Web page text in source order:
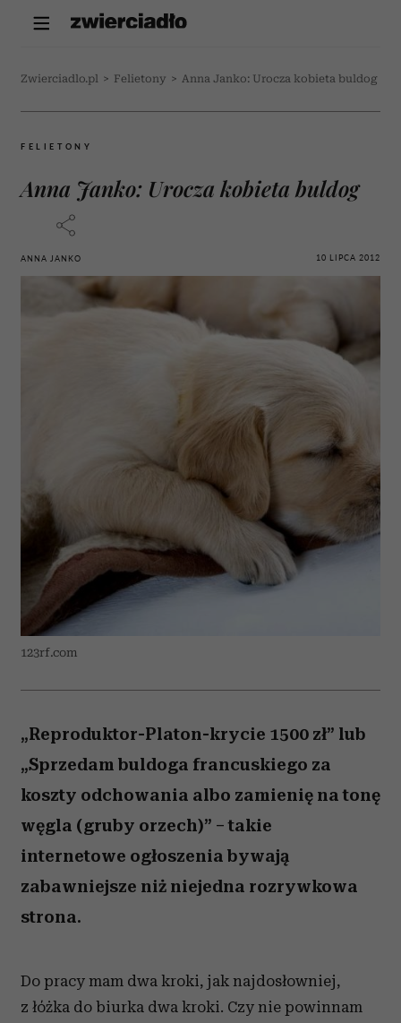
Zwierciadlo.pl > Felietony > Anna Janko: Urocza kobieta buldog
FELIETONY
Anna Janko: Urocza kobieta buldog
ANNA JANKO 10 LIPCA 2012
123rf.com
„Reproduktor-Platon-krycie 1500 zł” lub
„Sprzedam buldoga francuskiego za
koszty odchowania albo zamienię na tonę
węgla (gruby orzech)” – takie
internetowe ogłoszenia bywają
zabawniejsze niż niejedna rozrywkowa
strona.
Do pracy mam dwa kroki, jak najdosłowniej,
z łóżka do biurka dwa kroki. Czy nie powinnam